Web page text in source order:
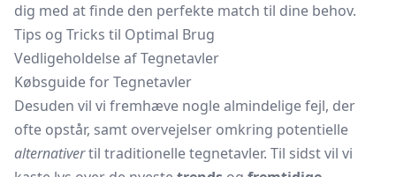
dig med at finde den perfekte match til dine behov.
Tips og Tricks til Optimal Brug
Vedligeholdelse af Tegnetavler
Købsguide for Tegnetavler
Desuden vil vi fremhæve nogle almindelige fejl, der
ofte opstår, samt overvejelser omkring potentielle
alternativertil traditionelle tegnetavler. Til sidst vil vi